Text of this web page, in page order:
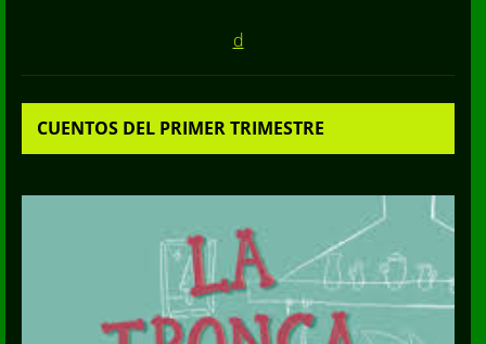
d
CUENTOS DEL PRIMER TRIMESTRE